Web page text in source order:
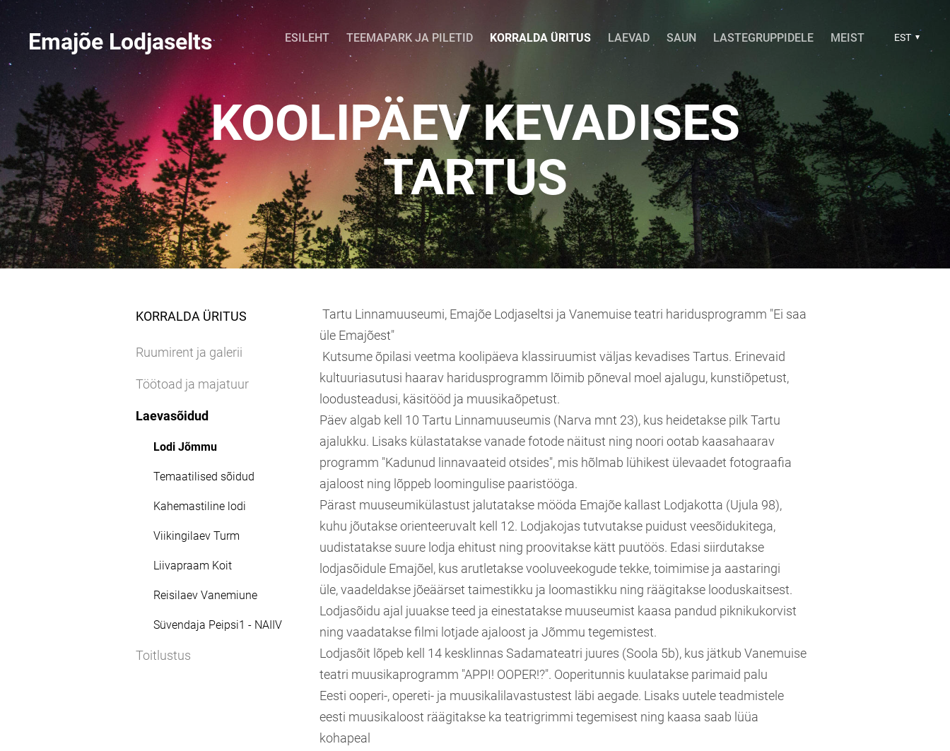
Emajõe Lodjaselts ESILEHT TEEMAPARK JA PILETID KORRALDA ÜRITUS LAEVAD SAUN LASTEGRUPPIDELE MEIST EST
KOOLIPÄEV KEVADISES
TARTUS
KORRALDA ÜRITUS
Ruumirent ja galerii
Töötoad ja majatuur
Laevasõidud
Lodi Jõmmu
Temaatilised sõidud
Kahemastiline lodi
Viikingilaev Turm
Liivapraam Koit
Reisilaev Vanemiune
Süvendaja Peipsi1 - NAIIV
Toitlustus
Tartu Linnamuuseumi, Emajõe Lodjaseltsi ja Vanemuise teatri haridusprogramm "Ei saa
üle Emajõest"
Kutsume õpilasi veetma koolipäeva klassiruumist väljas kevadises Tartus. Erinevaid
kultuuriasutusi haarav haridusprogramm lõimib põneval moel ajalugu, kunstiõpetust,
loodusteadusi, käsitööd ja muusikaõpetust.
Päev algab kell 10 Tartu Linnamuuseumis (Narva mnt 23), kus heidetakse pilk Tartu
ajalukku. Lisaks külastatakse vanade fotode näitust ning noori ootab kaasahaarav
programm "Kadunud linnavaateid otsides", mis hõlmab lühikest ülevaadet fotograafia
ajaloost ning lõppeb loomingulise paaristööga.
Pärast muuseumikülastust jalutatakse mööda Emajõe kallast Lodjakotta (Ujula 98),
kuhu jõutakse orienteeruvalt kell 12. Lodjakojas tutvutakse puidust veesõidukitega,
uudistatakse suure lodja ehitust ning proovitakse kätt puutöös. Edasi siirdutakse
lodjasõidule Emajõel, kus arutletakse vooluveekogude tekke, toimimise ja aastaringi
üle, vaadeldakse jõeäärset taimestikku ja loomastikku ning räägitakse looduskaitsest.
Lodjasõidu ajal juuakse teed ja einestatakse muuseumist kaasa pandud piknikukorvist
ning vaadatakse filmi lotjade ajaloost ja Jõmmu tegemistest.
Lodjasõit lõpeb kell 14 kesklinnas Sadamateatri juures (Soola 5b), kus jätkub Vanemuise
teatri muusikaprogramm "APPI! OOPER!?". Ooperitunnis kuulatakse parimaid palu
Eesti ooperi-, opereti- ja muusikalilavastustest läbi aegade. Lisaks uutele teadmistele
eesti muusikaloost räägitakse ka teatrigrimmi tegemisest ning kaasa saab lüüa
kohapeal